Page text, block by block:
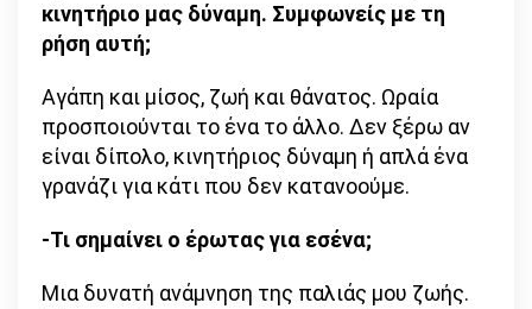
κινητήριο μας δύναμη. Συμφωνείς με τη
ρήση αυτή;
Αγάπη και μίσος, ζωή και θάνατος. Ωραία
προσποιούνται το ένα το άλλο. Δεν ξέρω αν
είναι δίπολο, κινητήριος δύναμη ή απλά ένα
γρανάζι για κάτι που δεν κατανοούμε.
-Τι σημαίνει ο έρωτας για εσένα;
Μια δυνατή ανάμνηση της παλιάς μου ζωής.